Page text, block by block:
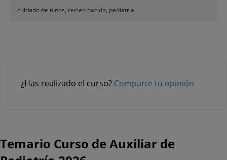
cuidado de ninos, recien nacido, pediatria
¿Has realizado el curso? Comparte tu opinión
Temario Curso de Auxiliar de